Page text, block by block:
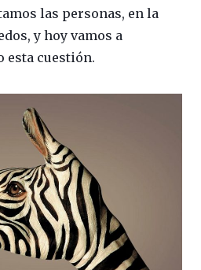
las personas, en la
y hoy vamos a
esta cuestión.